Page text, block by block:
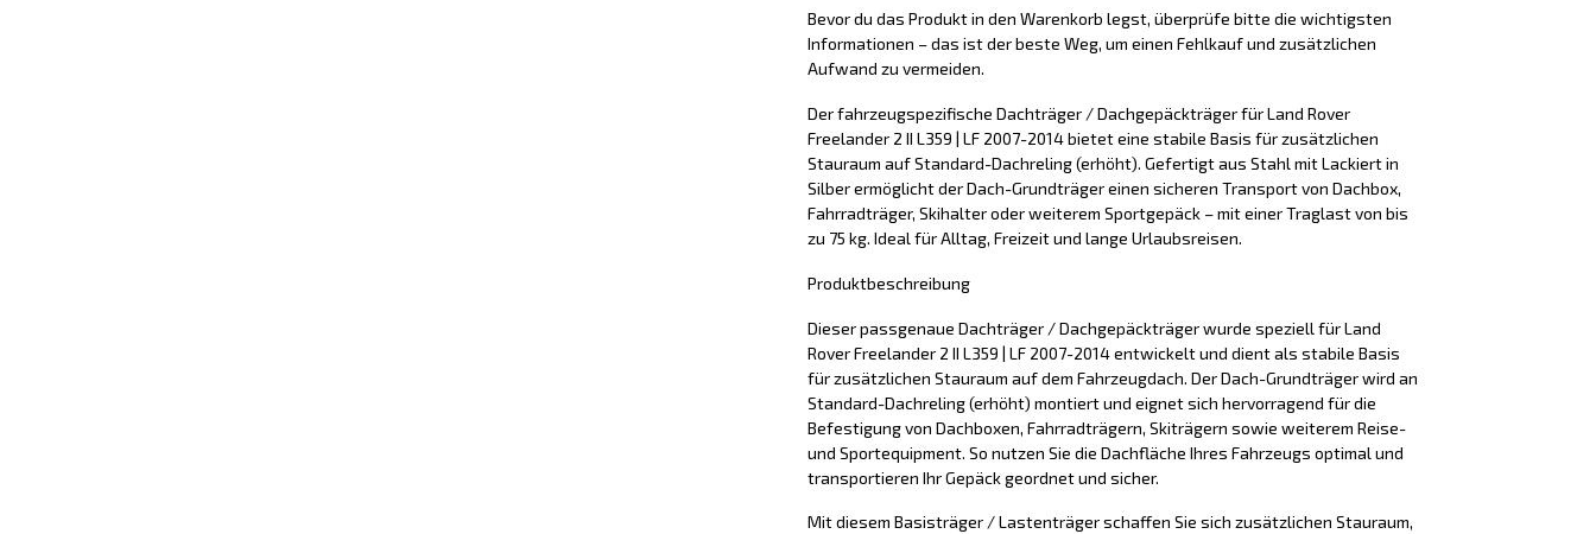
Bevor du das Produkt in den Warenkorb legst, überprüfe bitte die wichtigsten
Informationen – das ist der beste Weg, um einen Fehlkauf und zusätzlichen
Aufwand zu vermeiden.
Der fahrzeugspezifische Dachträger / Dachgepäckträger für Land Rover
Freelander 2 II L359 | LF 2007-2014 bietet eine stabile Basis für zusätzlichen
Stauraum auf Standard-Dachreling (erhöht). Gefertigt aus Stahl mit Lackiert in
Silber ermöglicht der Dach-Grundträger einen sicheren Transport von Dachbox,
Fahrradträger, Skihalter oder weiterem Sportgepäck – mit einer Traglast von bis
zu 75 kg. Ideal für Alltag, Freizeit und lange Urlaubsreisen.
Produktbeschreibung
Dieser passgenaue Dachträger / Dachgepäckträger wurde speziell für Land
Rover Freelander 2 II L359 | LF 2007-2014 entwickelt und dient als stabile Basis
für zusätzlichen Stauraum auf dem Fahrzeugdach. Der Dach-Grundträger wird an
Standard-Dachreling (erhöht) montiert und eignet sich hervorragend für die
Befestigung von Dachboxen, Fahrradträgern, Skiträgern sowie weiterem Reise-
und Sportequipment. So nutzen Sie die Dachfläche Ihres Fahrzeugs optimal und
transportieren Ihr Gepäck geordnet und sicher.
Mit diesem Basisträger / Lastenträger schaffen Sie sich zusätzlichen Stauraum,